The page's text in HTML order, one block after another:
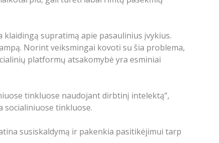
supratimą apie pasaulinius įvykius.
Norint veiksmingai kovoti su šia problema,
platformų atsakomybė yra esminiai
tinkluose naudojant dirbtinį intelektą“,
socialiniuose tinkluose.
susiskaldymą ir pakenkia pasitikėjimui tarp